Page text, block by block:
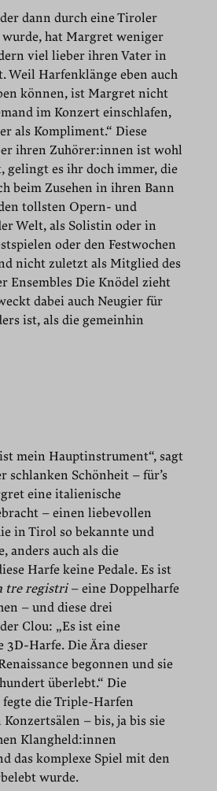
dann durch eine Tiroler
hat Margret weniger
viel lieber ihren Vater in
Weil Harfenklänge eben auch
können, ist Margret nicht
im Konzert einschlafen,
als Kompliment.“ Diese
ihren Zuhörer:innen ist wohl
gelingt es ihr doch immer, die
beim Zusehen in ihren Bann
tollsten Opern- und
Welt, als Solistin oder in
oder den Festwochen
nicht zuletzt als Mitglied des
Ensembles Die Knödel zieht
dabei auch Neugier für
ist, als die gemeinhin
mein Hauptinstrument“, sagt
schlanken Schönheit – für’s
eine italienische
– einen liebevollen
in Tirol so bekannte und
anders auch als die
Harfe keine Pedale. Es ist
tre registri– eine Doppelharfe
– und diese drei
Clou: „Es ist eine
3D-Harfe. Die Ära dieser
begonnen und sie
überlebt.“ Die
die Triple-Harfen
– bis, ja bis sie
Klangheld:innen
das komplexe Spiel mit den
wurde.